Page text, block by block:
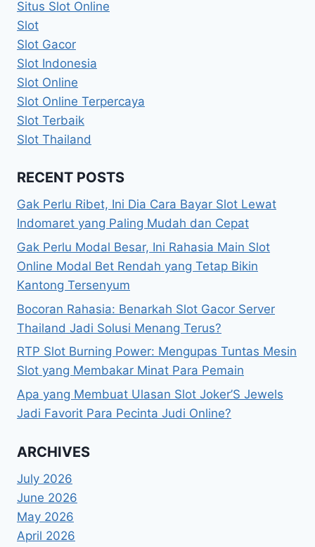
Situs Slot Online
Slot
Slot Gacor
Slot Indonesia
Slot Online
Slot Online Terpercaya
Slot Terbaik
Slot Thailand
RECENT POSTS
Gak Perlu Ribet, Ini Dia Cara Bayar Slot Lewat
Indomaret yang Paling Mudah dan Cepat
Gak Perlu Modal Besar, Ini Rahasia Main Slot
Online Modal Bet Rendah yang Tetap Bikin
Kantong Tersenyum
Bocoran Rahasia: Benarkah Slot Gacor Server
Thailand Jadi Solusi Menang Terus?
RTP Slot Burning Power: Mengupas Tuntas Mesin
Slot yang Membakar Minat Para Pemain
Apa yang Membuat Ulasan Slot Joker’S Jewels
Jadi Favorit Para Pecinta Judi Online?
ARCHIVES
July 2026
June 2026
May 2026
April 2026